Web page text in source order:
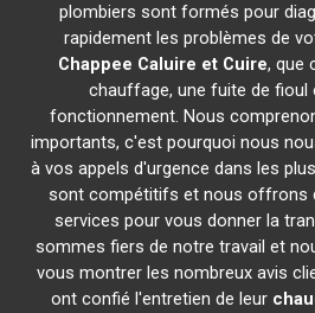
plombiers sont formés pour
rapidement les problèmes de
Chappee Caluire et Cuire, que
chauffage, une fuite de fioul
fonctionnement. Nous
importants, c'est pourquoi nous
à vos appels d'urgence dans les
sont compétitifs et nous offrons
services pour vous donner la
sommes fiers de notre travail et
vous montrer les nombreux avis
ont confié l'entretien de leur